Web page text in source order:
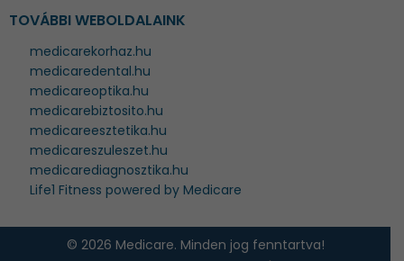
TOVÁBBI WEBOLDALAINK
medicarekorhaz.hu
medicaredental.hu
medicareoptika.hu
medicarebiztosito.hu
medicareesztetika.hu
medicareszuleszet.hu
medicarediagnosztika.hu
Life1 Fitness powered by Medicare
© 2026 Medicare. Minden jog fenntartva!